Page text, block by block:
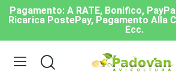
Pagamento: A RATE, Bonifico,
Ricarica PostePay, Pagamento Alla
Ecc.